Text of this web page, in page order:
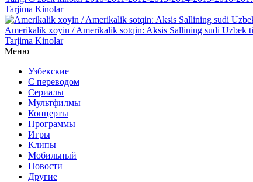
Tarjima Kinolar
Amerikalik xoyin / Amerikalik sotqin: Aksis Sallining sudi Uzbek
Tarjima Kinolar
Меню
Узбекские
С переводом
Сериалы
Мультфилмы
Концерты
Программы
Игры
Клипы
Мобильный
Новости
Другие